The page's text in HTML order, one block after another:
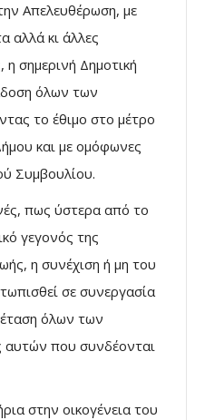
Απελευθέρωση, με
αλλά κι άλλες
σημερινή Δημοτική
όλων των
το έθιμο στο μέτρο
και με ομόφωνες
Συμβουλίου.
πως ύστερα από το
γεγονός της
η συνέχιση ή μη του
σε συνεργασία
όλων των
αυτών που συνδέονται
στην οικογένεια του